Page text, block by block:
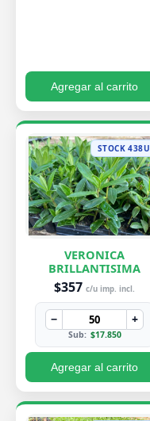
Agregar al carrito
STOCK 438U
VERONICA
BRILLANTISIMA
$357 c/u imp. incl.
− +
Sub: $17.850
Agregar al carrito